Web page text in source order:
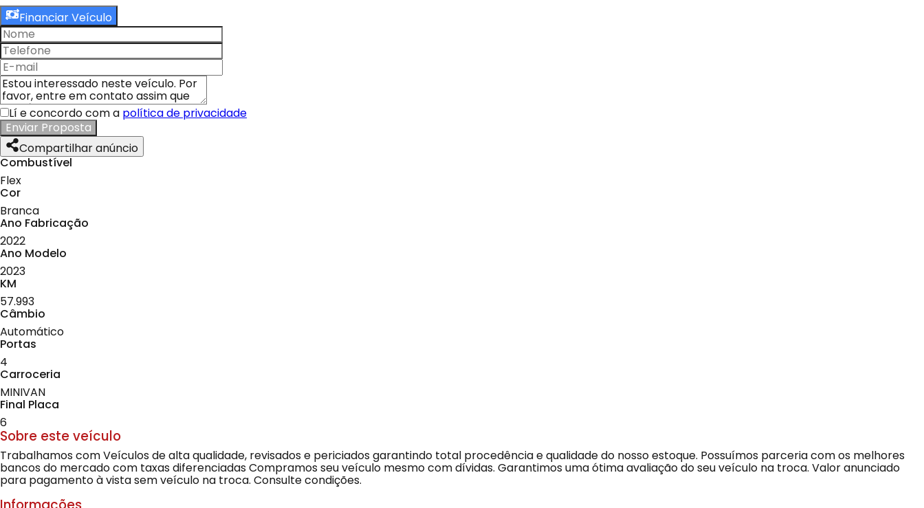
Financiar Veículo
Lí e concordo com a política de privacidade
Enviar Proposta
Compartilhar anúncio
Combustível
Flex
Cor
Branca
Ano Fabricação
2022
Ano Modelo
2023
KM
57.993
Câmbio
Automático
Portas
4
Carroceria
MINIVAN
Final Placa
6
Sobre este veículo
Trabalhamos com Veículos de alta qualidade, revisados e periciados garantindo total procedência e qualidade do nosso estoque. Possuímos parceria com os melhores
bancos do mercado com taxas diferenciadas Compramos seu veículo mesmo com dívidas. Garantimos uma ótima avaliação do seu veículo na troca. Valor anunciado
para pagamento à vista sem veículo na troca. Consulte condições.